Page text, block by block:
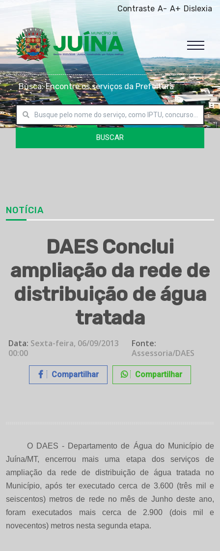
Contraste A- A+ Dislexia
Busca: Encontre os serviços da Prefeitura
BUSCAR
NOTÍCIA
DAES Conclui
ampliação da rede de
distribuição de água
tratada
Data: Sexta-feira, 06/09/2013
00:00
Fonte:
Assessoria/DAES
Compartilhar Compartilhar
O DAES - Departamento de Água do Município de
Juína/MT, encerrou mais uma etapa dos serviços de
ampliação da rede de distribuição de água tratada no
Município, após ter executado cerca de 3.600 (três mil e
seiscentos) metros de rede no mês de Junho deste ano,
foram executados mais cerca de 2.900 (dois mil e
novecentos) metros nesta segunda etapa.